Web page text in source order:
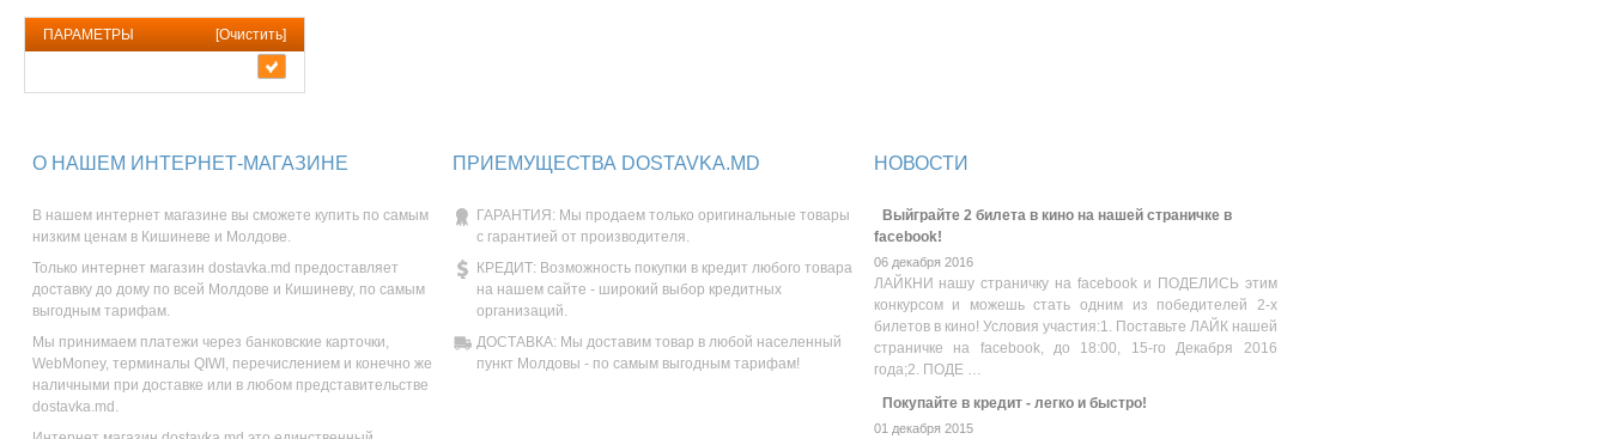
ПАРАМЕТРЫ [Очистить]
О НАШЕМ ИНТЕРНЕТ-МАГАЗИНЕ
В нашем интернет магазине вы сможете купить по самым
низким ценам в Кишиневе и Молдове.
Только интернет магазин dostavka.md предоставляет
доставку до дому по всей Молдове и Кишиневу, по самым
выгодным тарифам.
Мы принимаем платежи через банковские карточки,
WebMoney, терминалы QIWI, перечислением и конечно же
наличными при доставке или в любом представительстве
dostavka.md.
ПРИЕМУЩЕСТВА DOSTAVKA.MD
ГАРАНТИЯ: Мы продаем только оригинальные товары
с гарантией от производителя.
КРЕДИТ: Возможность покупки в кредит любого товара
на нашем сайте - широкий выбор кредитных
организаций.
ДОСТАВКА: Мы доставим товар в любой населенный
пункт Молдовы - по самым выгодным тарифам!
НОВОСТИ
Выйграйте 2 билета в кино на нашей страничке в
facebook!
06 декабря 2016
ЛАЙКНИ нашу страничку на facebook и ПОДЕЛИСЬ этим
конкурсом и можешь стать одним из победителей 2-х
билетов в кино! Условия участия:1. Поставьте ЛАЙК нашей
страничке на facebook, до 18:00, 15-го Декабря 2016
года;2. ПОДЕ …
Покупайте в кредит - легко и быстро!
01 декабря 2015